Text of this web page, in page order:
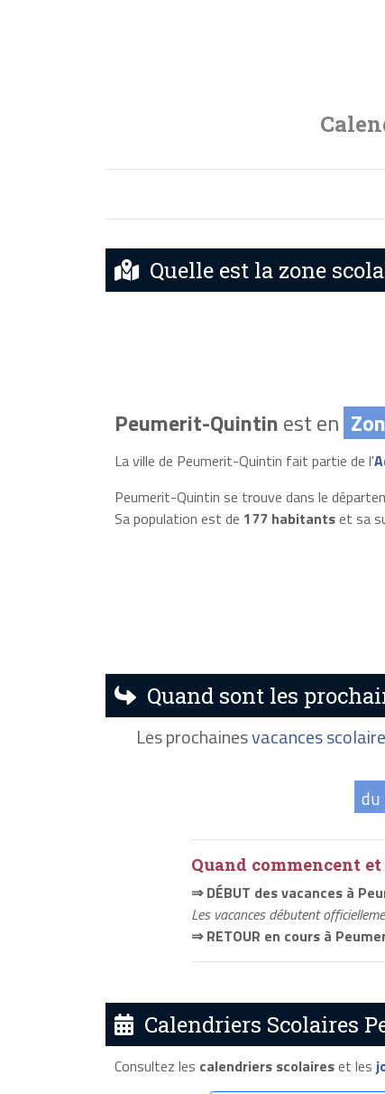
Quelle est la zone
Peumerit-Quintinest en
La ville de Peumerit-Quintin fait partie de l'
Peumerit-Quintin se trouve dans le
Sa population est de 177 habitantset sa
Quand sont les
Les prochainesvacances
du
Quand commencent
⇒ DÉBUT des vacances à
Les vacances débutent
⇒ RETOUR en cours à
Calendriers Scolaires
Consultez les calendriers scolaireset les